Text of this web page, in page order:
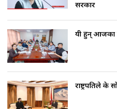
सरकार
यी हुन् आजका
राष्ट्रपतिले